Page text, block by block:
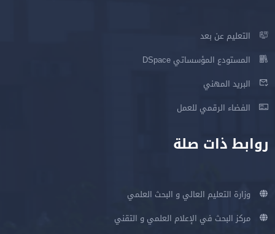
التعليم عن بعد
المستودع المؤسساتي DSpace
البريد المهني
الفضاء الرقمي للعمل
روابط ذات صلة
وزارة التعليم العالي و البحث العلمي
مركز البحث في الإعلام العلمي و التقني